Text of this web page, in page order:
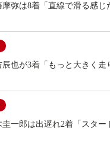
摩弥は8着「直線で滑る感じ
辰也が3着「もっと大きく走
圭一郎は出遅れ2着「スター